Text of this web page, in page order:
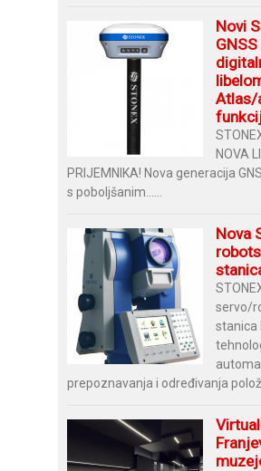
Novi
Atlas/
NOVA
PRIJEMNIKA! Nova generacija
s poboljšanim......
Nova
servo/
stanica
prepoznavanja i određivanja